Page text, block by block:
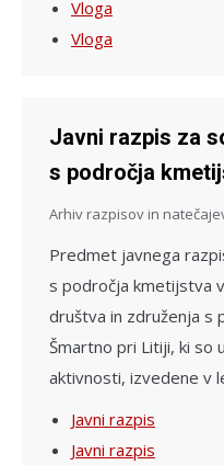
Vloga
Vloga
Javni razpis za
s področja
Arhiv razpisov in
Predmet javnega
s področja kmetijstva
društva in združenja s
Šmartno pri Litiji, ki so
aktivnosti, izvedene v
Javni razpis
Javni razpis